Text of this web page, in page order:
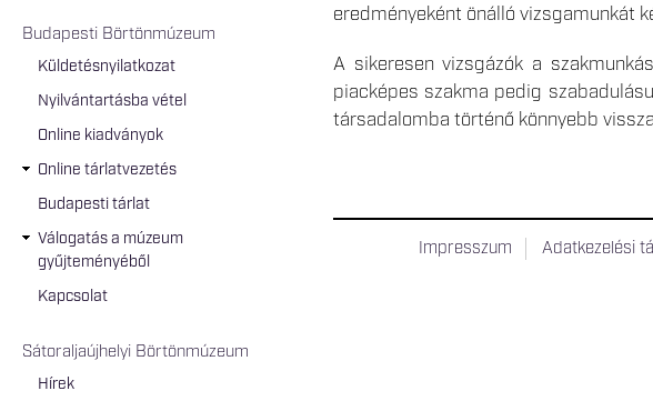
Budapesti Börtönmúzeum
Küldetésnyilatkozat
Nyilvántartásba vétel
Online kiadványok
Online tárlatvezetés
Budapesti tárlat
Válogatás a múzeum
gyűjteményéből
Kapcsolat
Sátoraljaújhelyi Börtönmúzeum
Hírek
eredményeként önálló vizsgamunkát
A sikeresen vizsgázók a
piacképes szakma pedig
társadalomba történő könnyebb
Impresszum Adatkezelési